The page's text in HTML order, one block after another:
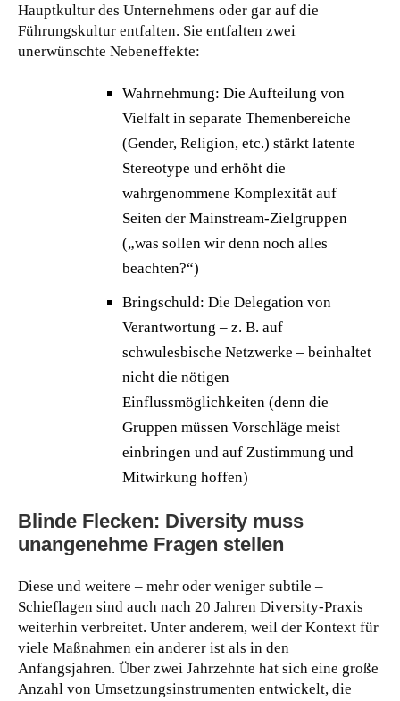
Hauptkultur des Unternehmens oder gar auf die
Führungskultur entfalten. Sie entfalten zwei
unerwünschte Nebeneffekte:
Wahrnehmung: Die Aufteilung von
Vielfalt in separate Themenbereiche
(Gender, Religion, etc.) stärkt latente
Stereotype und erhöht die
wahrgenommene Komplexität auf
Seiten der Mainstream-Zielgruppen
(„was sollen wir denn noch alles
beachten?“)
Bringschuld: Die Delegation von
Verantwortung – z. B. auf
schwulesbische Netzwerke – beinhaltet
nicht die nötigen
Einflussmöglichkeiten (denn die
Gruppen müssen Vorschläge meist
einbringen und auf Zustimmung und
Mitwirkung hoffen)
Blinde Flecken: Diversity muss
unangenehme Fragen stellen
Diese und weitere – mehr oder weniger subtile –
Schieflagen sind auch nach 20 Jahren Diversity-Praxis
weiterhin verbreitet. Unter anderem, weil der Kontext für
viele Maßnahmen ein anderer ist als in den
Anfangsjahren. Über zwei Jahrzehnte hat sich eine große
Anzahl von Umsetzungsinstrumenten entwickelt, die